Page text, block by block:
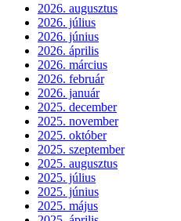
2026. augusztus
2026. július
2026. június
2026. április
2026. március
2026. február
2026. január
2025. december
2025. november
2025. október
2025. szeptember
2025. augusztus
2025. július
2025. június
2025. május